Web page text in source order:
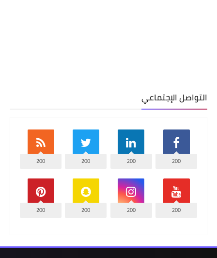
التواصل الإجتماعي
200
200
200
200
200
200
200
200